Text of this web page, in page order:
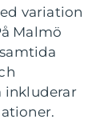
variation
Malmö
inkluderar